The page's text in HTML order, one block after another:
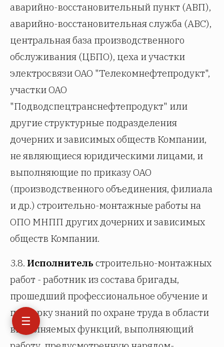
☰
аварийно-восстановительный пункт (АВП),
аварийно-восстановительная служба (ABC),
центральная база производственного
обслуживания (ЦБПО), цеха и участки
электросвязи ОАО "Телекомнефтепродукт",
участки ОАО
"Подводспецтранснефтепродукт" или
другие структурные подразделения
дочерних и зависимых обществ Компании,
не являющиеся юридическими лицами, и
выполняющие по приказу ОАО
(производственного объединения, филиала
и др.) строительно-монтажные работы на
ОПО МНПП других дочерних и зависимых
обществ Компании.
3.8. Исполнитель строительно-монтажных
работ - работник из состава бригады,
прошедший профессиональное обучение и
проверку знаний по охране труда в области
выполняемых функций, выполняющий